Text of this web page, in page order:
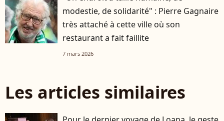
modestie, de solidarité" : Pierre Gagnaire
très attaché à cette ville où son
restaurant a fait faillite
7 mars 2026
Les articles similaires